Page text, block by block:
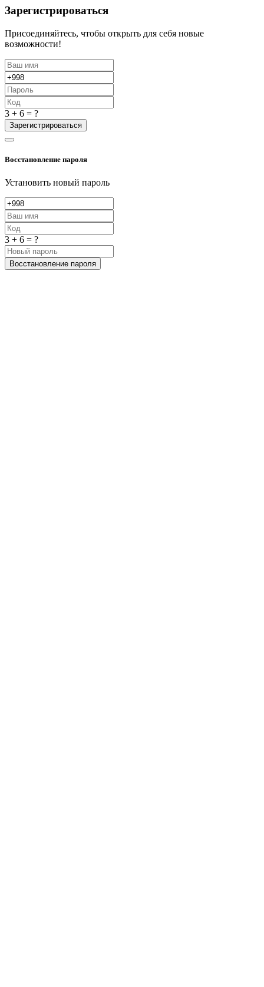
Зарегистрироваться
Присоединяйтесь, чтобы открыть для себя новые
возможности!
3 + 6 = ?
Зарегистрироваться
Восстановление пароля
Установить новый пароль
3 + 6 = ?
Восстановление пароля